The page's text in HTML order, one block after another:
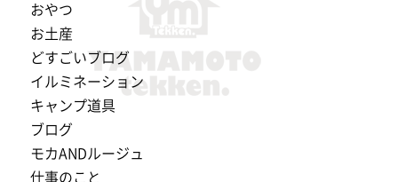
おやつ
お土産
どすごいブログ
イルミネーション
キャンプ道具
ブログ
モカANDルージュ
仕事のこと